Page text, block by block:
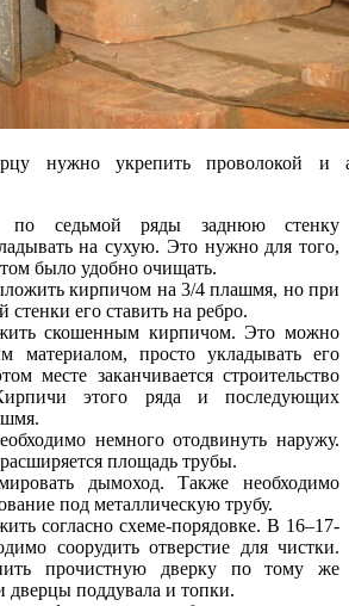
нужно укрепить проволокой и
по седьмой ряды заднюю стенку
на сухую. Это нужно для того,
было удобно очищать.
кирпичом на 3/4 плашмя, но при
стенки его ставить на ребро.
скошенным кирпичом. Это можно
материалом, просто укладывать его
месте заканчивается строительство
этого ряда и последующих
немного отодвинуть наружу.
площадь трубы.
дымоход. Также необходимо
под металлическую трубу.
согласно схеме-порядовке. В 16–17-
соорудить отверстие для чистки.
прочистную дверку по тому же
дверцы поддувала и топки.